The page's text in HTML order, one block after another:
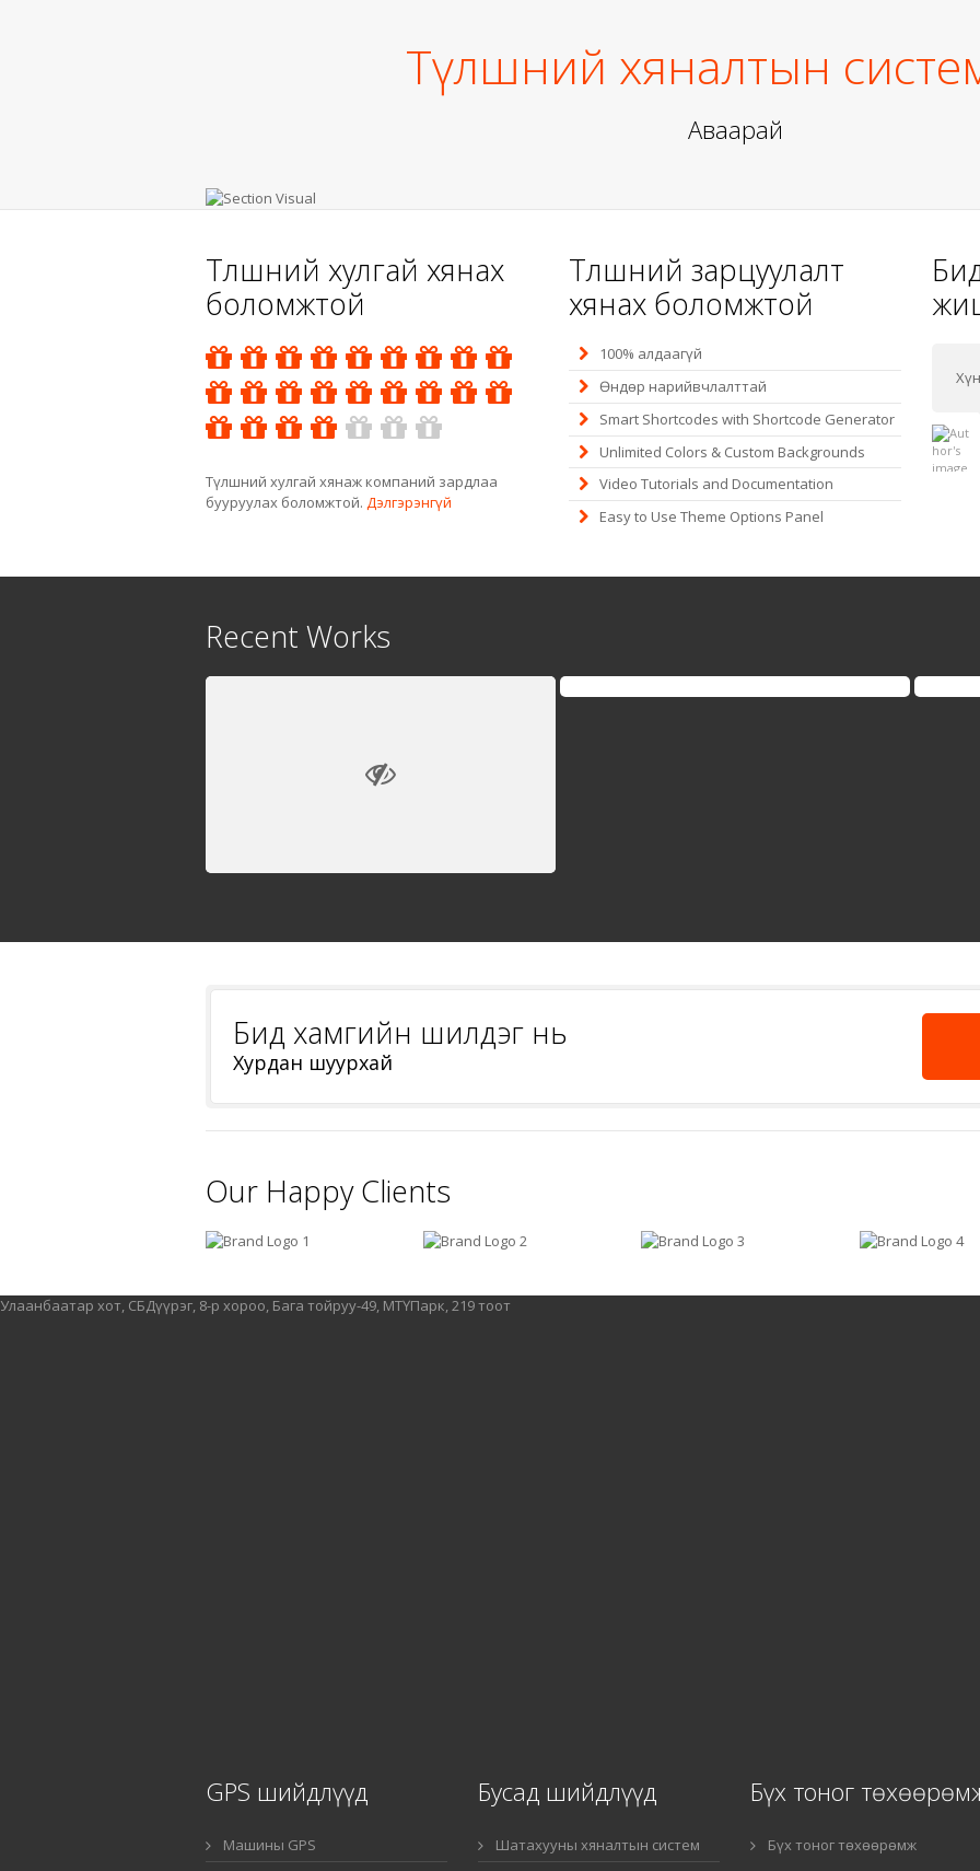
Түлшний хяналтын
Аваарай
Түлшний хулгай хянах
боломжтой
Түлшний хулгай хянаж компаний зардлаа
бууруулах боломжтой. Дэлгэрэнгүй
Түлшний зарцуулалт
хянах боломжтой
100% алдаагүй
Өндөр нарийвчлалттай
Smart Shortcodes with Shortcode Generator
Unlimited Colors & Custom Backgrounds
Video Tutorials and Documentation
Easy to Use Theme Options Panel
Recent Works
Бид хамгийн шилдэг нь
Хурдан шуурхай
Our Happy Clients
Улаанбаатар хот, СБДүүрэг, 8-р хороо, Бага тойруу-49, МТҮПарк, 219 тоот
GPS шийдлүүд
Машины GPS
Бусад шийдлүүд
Шатахууны хяналтын систем
Бүх тоног
Бүх тоног төхөөрөмж